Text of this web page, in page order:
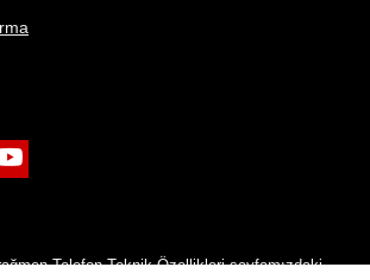
Telefon Teknik Özellikleri sayfamızdaki